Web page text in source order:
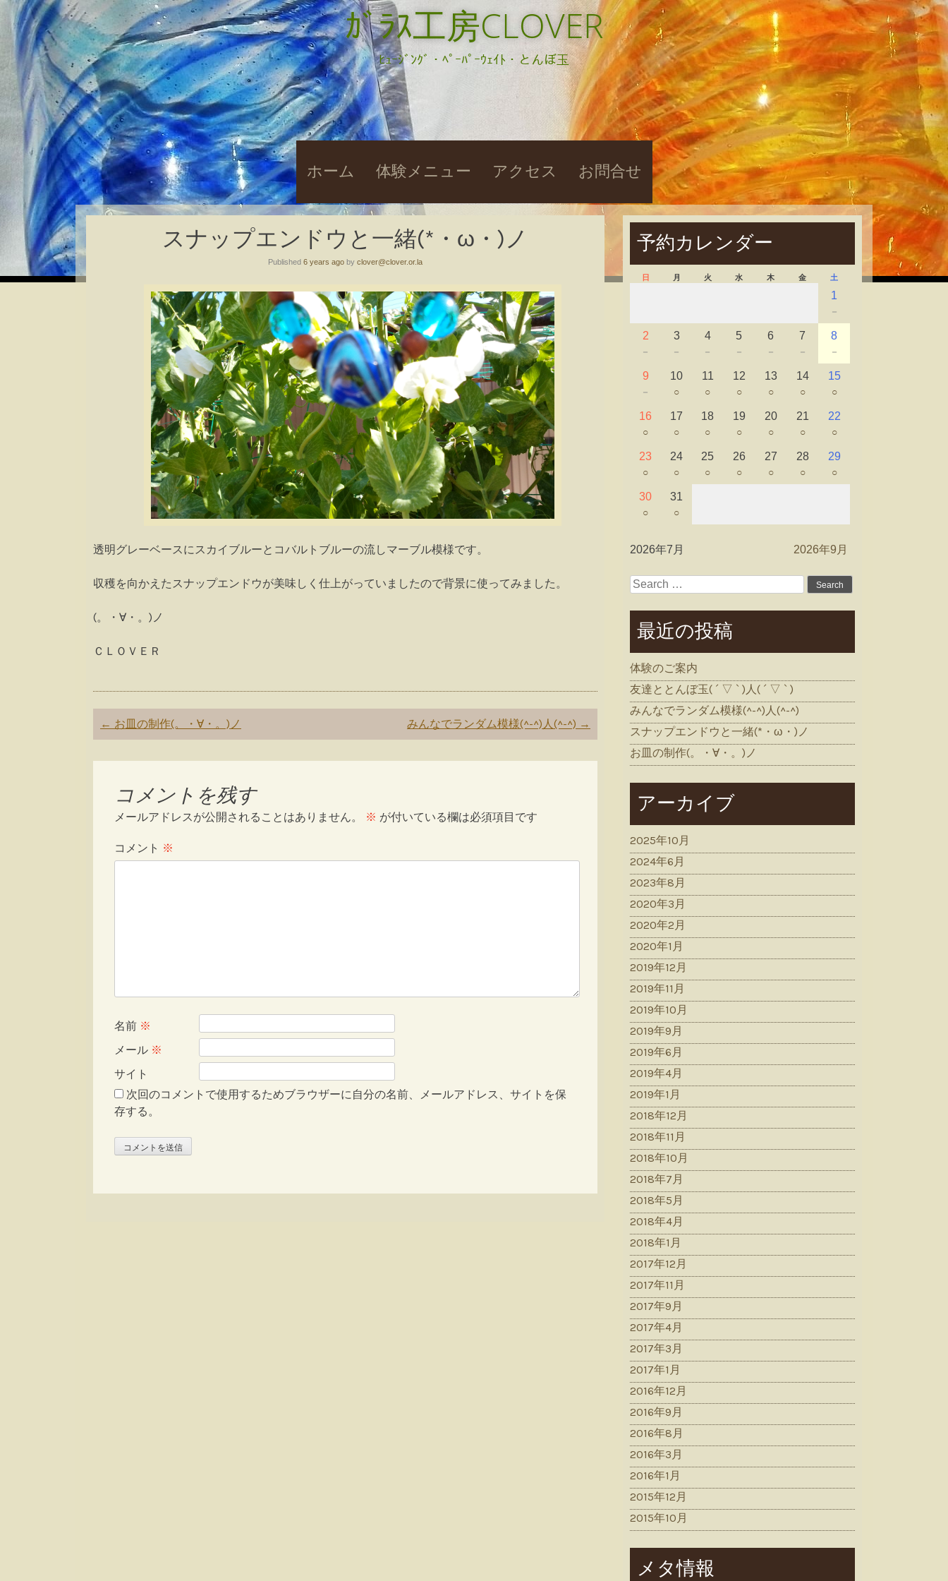
ｶﾞﾗｽ工房CLOVER
ﾋｭｰｼﾞﾝｸﾞ・ﾍﾟｰﾊﾟｰｳｪｲﾄ・とんぼ玉
Skip
content
ホーム 体験メニュー アクセス お問合せ
スナップエンドウと一緒(*・ω・)ノ
Published 6 years ago by clover@clover.or.la
透明グレーベースにスカイブルーとコバルトブルーの流しマーブル模様です。
収穫を向かえたスナップエンドウが美味しく仕上がっていましたので背景に使ってみました。
(。・∀・。)ノ
ＣＬＯＶＥＲ
Post
navigation
← お皿の制作(。・∀・。)ノ みんなでランダム模様(^-^)人(^-^) →
コメントを残す
メールアドレスが公開されることはありません。 ※ が付いている欄は必須項目です
コメント ※
名前 ※
メール ※
サイト
次回のコメントで使用するためブラウザーに自分の名前、メールアドレス、サイトを保
存する。
予約カレンダー
日 月 火 水 木 金 土
1
－
2
－
3
－
4
－
5
－
6
－
7
－
8
－
9
－
10
○
11
○
12
○
13
○
14
○
15
○
16
○
17
○
18
○
19
○
20
○
21
○
22
○
23
○
24
○
25
○
26
○
27
○
28
○
29
○
30
○
31
○
2026年7月 2026年9月
Search
最近の投稿
体験のご案内
友達ととんぼ玉( ´ ▽ ` )人( ´ ▽ ` )
みんなでランダム模様(^-^)人(^-^)
スナップエンドウと一緒(*・ω・)ノ
お皿の制作(。・∀・。)ノ
アーカイブ
2025年10月
2024年6月
2023年8月
2020年3月
2020年2月
2020年1月
2019年12月
2019年11月
2019年10月
2019年9月
2019年6月
2019年4月
2019年1月
2018年12月
2018年11月
2018年10月
2018年7月
2018年5月
2018年4月
2018年1月
2017年12月
2017年11月
2017年9月
2017年4月
2017年3月
2017年1月
2016年12月
2016年9月
2016年8月
2016年3月
2016年1月
2015年12月
2015年10月
メタ情報